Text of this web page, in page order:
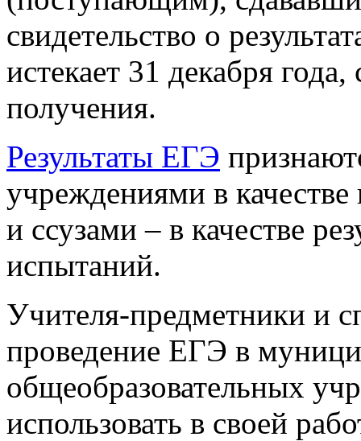
свидетельство о
истекает 31 декабря
получения.
Результаты ЕГЭ
учреждениями в
и ссузами – в качестве
испытаний.
Учителя-предметники и
проведение ЕГЭ в
общеобразовательных
использовать в своей